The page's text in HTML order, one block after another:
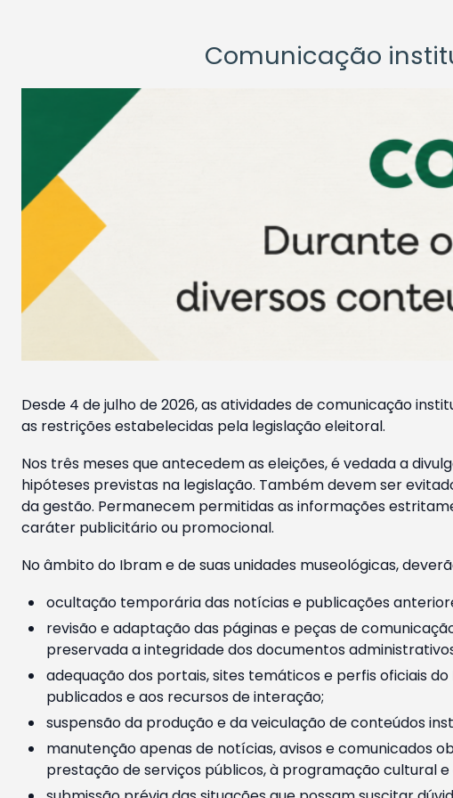
Comunicação
Desde 4 de julho de 2026, as atividades de comunicação
as restrições estabelecidas pela legislação eleitoral.
Nos três meses que antecedem as eleições, é vedada a
hipóteses previstas na legislação. Também devem ser
da gestão. Permanecem permitidas as informações
caráter publicitário ou promocional.
No âmbito do Ibram e de suas unidades museológicas,
ocultação temporária das notícias e publicações
revisão e adaptação das páginas e peças de
preservada a integridade dos documentos
adequação dos portais, sites temáticos e perfis oficiais
publicados e aos recursos de interação;
suspensão da produção e da veiculação de conteúdos
manutenção apenas de notícias, avisos e comunicados
prestação de serviços públicos, à programação cultural